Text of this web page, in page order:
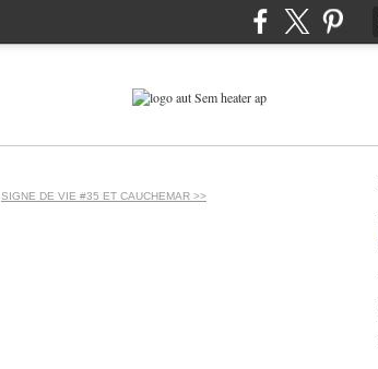
SIGNE DE VIE #35 ET CAUCHEMAR >>